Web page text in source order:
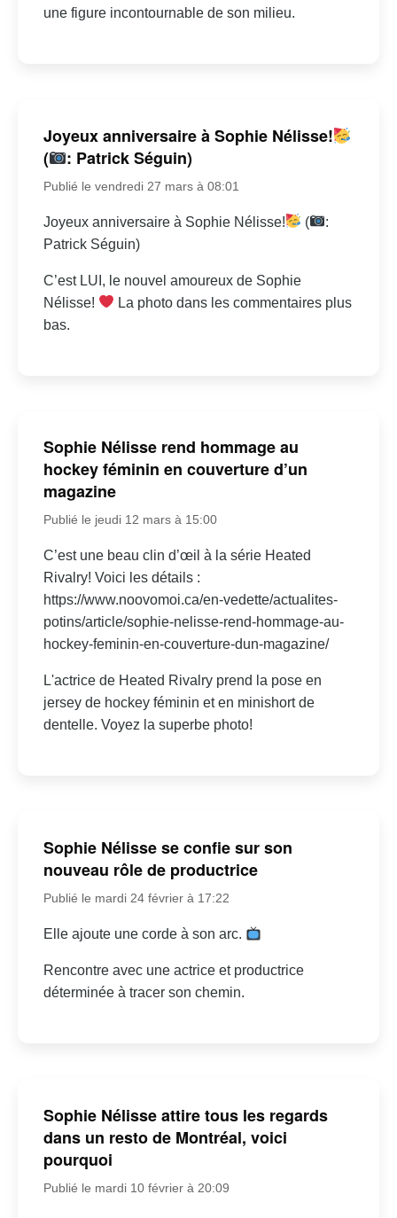
une figure incontournable de son milieu.
Joyeux anniversaire à Sophie Nélisse!
(
: Patrick Séguin)
Publié le vendredi 27 mars à 08:01
Joyeux anniversaire à Sophie Nélisse! (
:
Patrick Séguin)
C’est LUI, le nouvel amoureux de Sophie
Nélisse!
La photo dans les commentaires plus
bas.
Sophie Nélisse rend hommage au
hockey féminin en couverture d’un
magazine
Publié le jeudi 12 mars à 15:00
C’est une beau clin d’œil à la série Heated
Rivalry! Voici les détails :
https://www.noovomoi.ca/en-vedette/actualites-
potins/article/sophie-nelisse-rend-hommage-au-
hockey-feminin-en-couverture-dun-magazine/
L'actrice de Heated Rivalry prend la pose en
jersey de hockey féminin et en minishort de
dentelle. Voyez la superbe photo!
Sophie Nélisse se confie sur son
nouveau rôle de productrice
Publié le mardi 24 février à 17:22
Elle ajoute une corde à son arc.
Rencontre avec une actrice et productrice
déterminée à tracer son chemin.
Sophie Nélisse attire tous les regards
dans un resto de Montréal, voici
pourquoi
Publié le mardi 10 février à 20:09